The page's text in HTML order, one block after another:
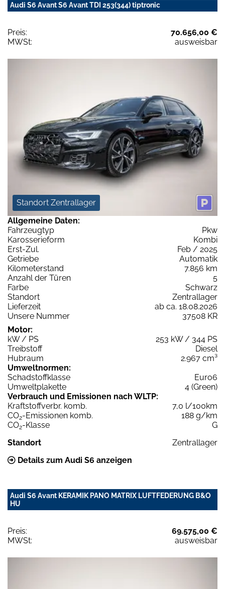
Audi S6 Avant S6 Avant TDI 253(344) tiptronic
Preis:
70.656,00 €
MWSt:
ausweisbar
Standort Zentrallager
Allgemeine Daten:
Fahrzeugtyp
Pkw
Karosserieform
Kombi
Erst-Zul.
Feb / 2025
Getriebe
Automatik
Kilometerstand
7.856 km
Anzahl der Türen
5
Farbe
Schwarz
Standort
Zentrallager
Lieferzeit
ab ca. 18.08.2026
Unsere Nummer
37508 KR
Motor:
kW / PS
253 kW / 344 PS
Treibstoff
Diesel
Hubraum
2.967 cm³
Umweltnormen:
Schadstoffklasse
Euro6
Umweltplakette
4 (Green)
Verbrauch und Emissionen nach WLTP:
Kraftstoffverbr. komb.
7,0 l/100km
CO2-Emissionen komb.
188 g/km
CO2-Klasse
G
Standort
Zentrallager
Details zum Audi S6 anzeigen
Audi S6 Avant KERAMIK PANO MATRIX LUFTFEDERUNG B&O
HU
Preis:
69.575,00 €
MWSt:
ausweisbar